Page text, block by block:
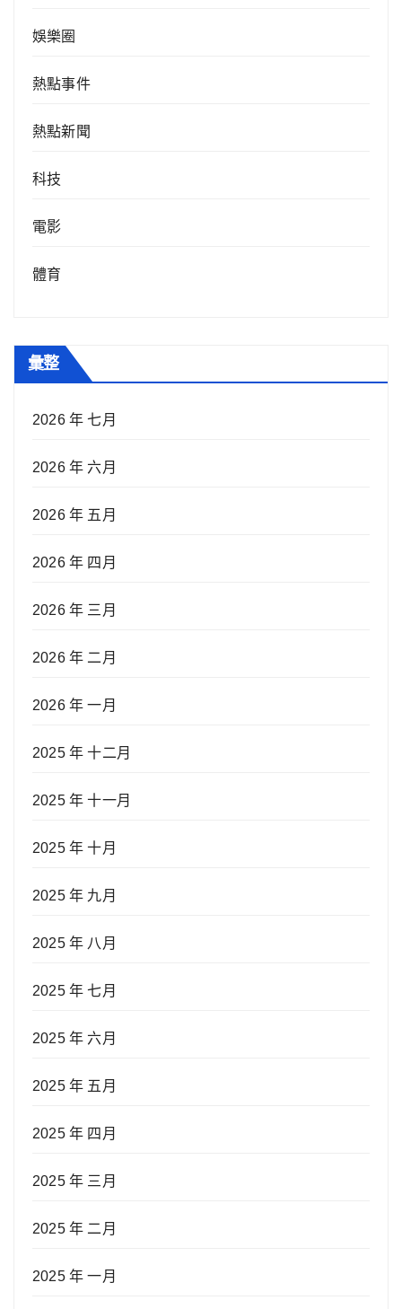
娛樂圈
熱點事件
熱點新聞
科技
電影
體育
彙整
2026 年 七月
2026 年 六月
2026 年 五月
2026 年 四月
2026 年 三月
2026 年 二月
2026 年 一月
2025 年 十二月
2025 年 十一月
2025 年 十月
2025 年 九月
2025 年 八月
2025 年 七月
2025 年 六月
2025 年 五月
2025 年 四月
2025 年 三月
2025 年 二月
2025 年 一月